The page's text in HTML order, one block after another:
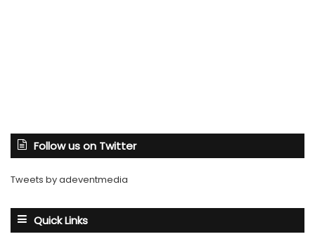
Follow us on Twitter
Tweets by adeventmedia
Quick Links